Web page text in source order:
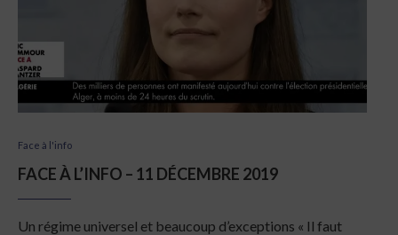
Face à l'info
FACE À L’INFO – 11 DÉCEMBRE 2019
Un régime universel et beaucoup d’exceptions « Il faut